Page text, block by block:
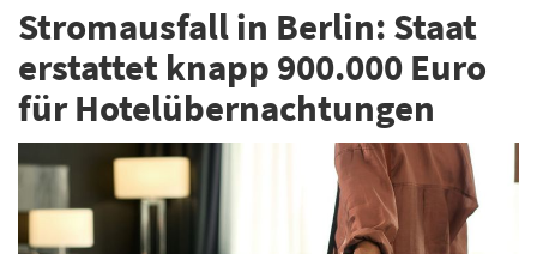
Stromausfall in Berlin: Staat
erstattet knapp 900.000 Euro
für Hotelübernachtungen